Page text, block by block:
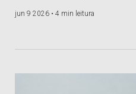
jun 9 2026 • 4 min leitura